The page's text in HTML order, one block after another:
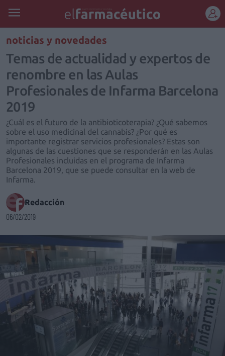
REGÍSTRATE
noticias y novedades
Temas de actualidad y expertos de
renombre en las Aulas
Profesionales de Infarma Barcelona
2019
¿Cuál es el futuro de la antibioticoterapia? ¿Qué sabemos
sobre el uso medicinal del cannabis? ¿Por qué es
importante registrar servicios profesionales? Estas son
algunas de las cuestiones que se responderán en las Aulas
Profesionales incluidas en el programa de Infarma
Barcelona 2019, que se puede consultar en la web de
Infarma.
Redacción
06/02/2019